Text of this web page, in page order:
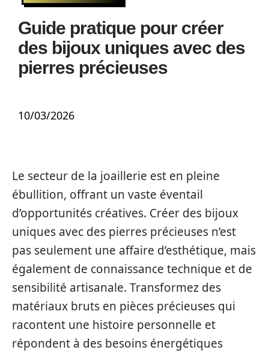
Guide pratique pour créer
des bijoux uniques avec des
pierres précieuses
10/03/2026
Le secteur de la joaillerie est en pleine
ébullition, offrant un vaste éventail
d’opportunités créatives. Créer des bijoux
uniques avec des pierres précieuses n’est
pas seulement une affaire d’esthétique, mais
également de connaissance technique et de
sensibilité artisanale. Transformez des
matériaux bruts en pièces précieuses qui
racontent une histoire personnelle et
répondent à des besoins énergétiques